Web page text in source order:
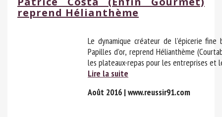
reprend Hélianthème
Le dynamique créateur de l’épicerie
Papilles d’or, reprend Hélianthème
les plateaux-repas pour les entreprises et
Lire la suite
Août 2016 | www.reussir91.com